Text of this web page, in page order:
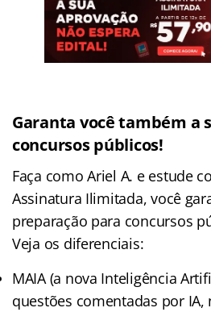
Garanta você também a
concursos públicos!
Faça como Ariel A. e estude
Assinatura Ilimitada, você
preparação para concursos
Veja os diferenciais:
MAIA (a nova Inteligência
questões comentadas por